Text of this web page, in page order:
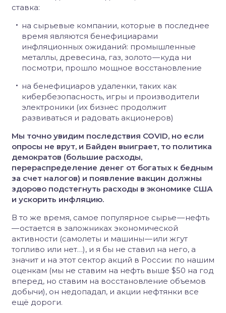
ставка:
на сырьевые компании, которые в последнее
время являются бенефициарами
инфляционных ожиданий: промышленные
металлы, древесина, газ, золото — куда ни
посмотри, прошло мощное восстановление
на бенефициаров удаленки, таких как
кибербезопасность, игры и производители
электроники (их бизнес продолжит
развиваться и радовать акционеров)
Мы точно увидим последствия COVID, но если
опросы не врут, и Байден выиграет, то политика
демократов (большие расходы,
перераспределение денег от богатых к бедным
за счет налогов) и появление вакцин должны
здорово подстегнуть расходы в экономике США
и ускорить инфляцию.
В то же время, самое популярное сырье — нефть
— остается в заложниках экономической
активности (самолеты и машины — или жгут
топливо или нет…), и я бы не ставил на него, а
значит и на этот сектор акций в России: по нашим
оценкам (мы не ставим на нефть выше $50 на год
вперед, но ставим на восстановление объемов
добычи), он недопадал, и акции нефтянки все
ещё дороги.